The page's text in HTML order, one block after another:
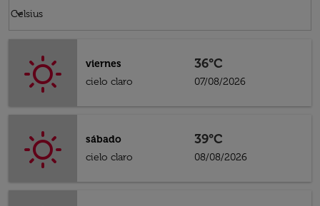
Celsius
keyboard_arrow_down
viernes
cielo claro
36°C
07/08/2026
sábado
cielo claro
39°C
08/08/2026